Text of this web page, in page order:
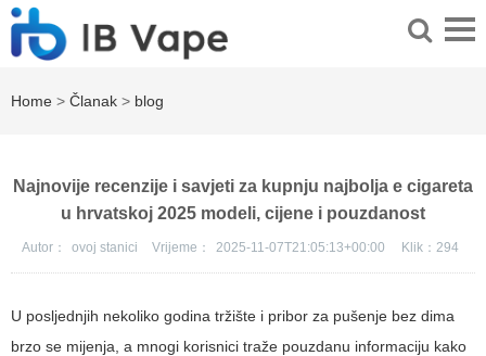
Home > Članak > blog
Najnovije recenzije i savjeti za kupnju najbolja e cigareta
u hrvatskoj 2025 modeli, cijene i pouzdanost
Autor： ovoj stanici Vrijeme： 2025-11-07T21:05:13+00:00 Klik： 294
U posljednjih nekoliko godina tržište i pribor za pušenje bez dima
brzo se mijenja, a mnogi korisnici traže pouzdanu informaciju kako